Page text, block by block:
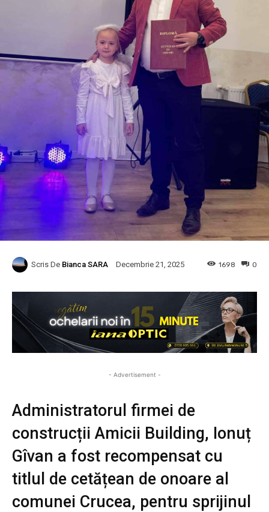
Scris De Bianca SARA Decembrie 21, 2025 0
1698
- Advertisement -
Administratorul firmei de
construcții Amicii Building, Ionuț
Gîvan a fost recompensat cu
titlul de cetățean de onoare al
comunei Crucea, pentru sprijinul